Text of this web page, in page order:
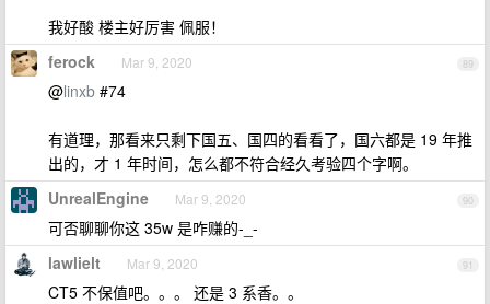
我好酸 楼主好厉害 佩服！
89
ferock Mar 9, 2020
@linxb #74
有道理，那看来只剩下国五、国四的看看了，国六都是 19 年推
出的，才 1 年时间，怎么都不符合经久考验四个字啊。
90
UnrealEngine Mar 9, 2020
可否聊聊你这 35w 是咋赚的-_-
91
lawlielt Mar 9, 2020
CT5 不保值吧。。。 还是 3 系香。。